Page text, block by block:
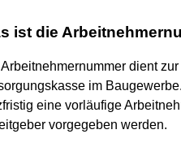
ist die
Arbeitnehmernummer dient
im
eine vorläufige
vorgegeben werden.